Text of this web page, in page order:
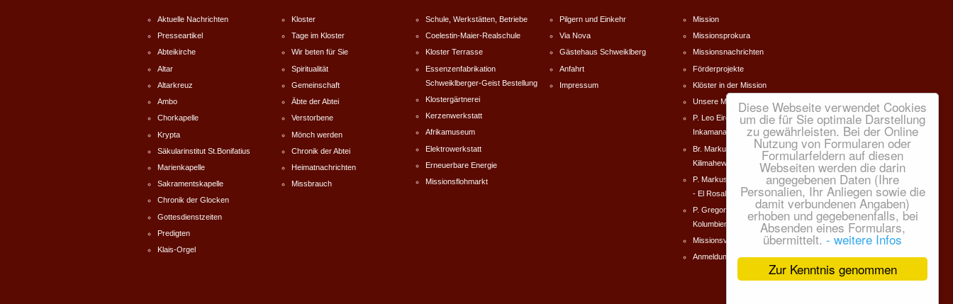
Zur Kenntnis genommen
Diese Webseite verwendet Cookies
um die für Sie optimale Darstellung
zu gewährleisten. Bei der Online
Nutzung von Formularen oder
Formularfeldern auf diesen
Webseiten werden die darin
angegebenen Daten (Ihre
Personalien, Ihr Anliegen sowie die
damit verbundenen Angaben)
erhoben und gegebenenfalls, bei
Absenden eines Formulars,
übermittelt. - weitere Infos
Aktuelle Nachrichten
Presseartikel
Abteikirche
Altar
Altarkreuz
Ambo
Chorkapelle
Krypta
Säkularinstitut St.Bonifatius
Marienkapelle
Sakramentskapelle
Chronik der Glocken
Gottesdienstzeiten
Predigten
Klais-Orgel
Kloster
Tage im Kloster
Wir beten für Sie
Spiritualität
Gemeinschaft
Äbte der Abtei
Verstorbene
Mönch werden
Chronik der Abtei
Heimatnachrichten
Missbrauch
Schule, Werkstätten, Betriebe
Coelestin-Maier-Realschule
Kloster Terrasse
Essenzenfabrikation
Schweiklberger-Geist Bestellung
Klostergärtnerei
Kerzenwerkstatt
Afrikamuseum
Elektrowerkstatt
Erneuerbare Energie
Missionsflohmarkt
Pilgern und Einkehr
Via Nova
Gästehaus Schweiklberg
Anfahrt
Impressum
Mission
Missionsprokura
Missionsnachrichten
Förderprojekte
Klöster in der Mission
Unsere Missionare
P. Leo Eireiner Südafrika -
Inkamana
Br. Markus Forster Tanzania -
Kilimahewa
P. Markus Dworschak Kolumbien
- El Rosal
P. Gregor Norbert Zeilinger
Kolumbien - El Rosal
Missionsverein e.V.
Anmeldung